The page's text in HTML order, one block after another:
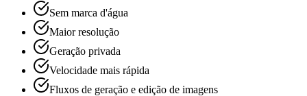
Sem marca d'água
Maior resolução
Geração privada
Velocidade mais rápida
Fluxos de geração e edição de imagens